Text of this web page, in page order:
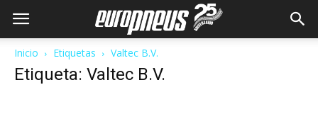
Inicio Etiquetas Valtec B.V.
Etiqueta: Valtec B.V.